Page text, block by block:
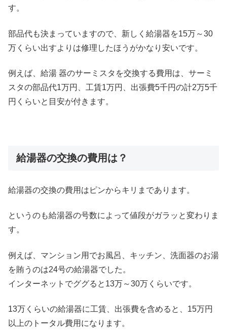
す。
部品代も決まっていますので、新しく給湯器を15万～30
万くらい出すよりは修理したほうがかなり安いです。
例えば、給湯 器のサーミスタを交換する費用は、サーミ
スタの部品代1万円、工賃1万円、出張費5千円の計2万5千
円くらいと目安が付きます。
給湯器の交換の費用は？
給湯器の交換の費用はピンからキリまであります。
というのも給湯器の号数によって値段がガラッと変わりま
す。
例えば、マンション用でお風呂、キッチン、洗面器のお湯
を賄うのは24号の給湯器でした。
インターネットでググると13万～30万くらいです。
13万くらいの給湯器に工賃、出張費を含めると、15万円
以上のトータル費用になります。